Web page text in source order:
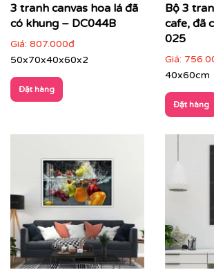
Printek thi công tranh cho
Quý khách có nhu cầu:
⇨Tìm mẫu tranhđẹp theo chủ đề
⇨ Tư vấn in tranh theo yêu cầu
⇨In tranh dán tườngtheo nhiều kích
3 tranh canvas hoa lá đã
có khung – DC044B
Giá: 807.000đ
50x70x40x60x2
Đặt hàng
Bộ 3
cafe, đã
025
Giá:
40x60cm
Đặt hàng